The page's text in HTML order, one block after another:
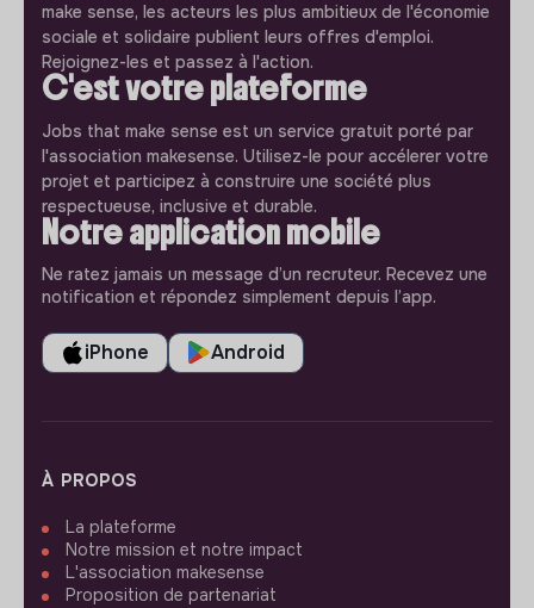
make sense, les acteurs les plus ambitieux de l'économie
sociale et solidaire publient leurs offres d'emploi.
Rejoignez-les et passez à l'action.
C'est votre plateforme
Jobs that make sense est un service gratuit porté par
l'association makesense. Utilisez-le pour accélerer votre
projet et participez à construire une société plus
respectueuse, inclusive et durable.
Notre application mobile
Ne ratez jamais un message d’un recruteur. Recevez une
notification et répondez simplement depuis l’app.
iPhone Android
À PROPOS
La plateforme
Notre mission et notre impact
L'association makesense
Proposition de partenariat